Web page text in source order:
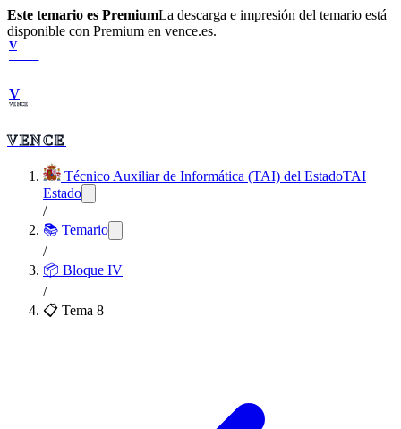
Este temario es PremiumLa descarga e impresión del temario está
disponible con Premium en vence.es.
V
V
VENCE
VENCE
Técnico Auxiliar de Informática (TAI) del EstadoTAI
Estado
/
📚 Temario
/
📦 Bloque IV
/
📋 Tema 8